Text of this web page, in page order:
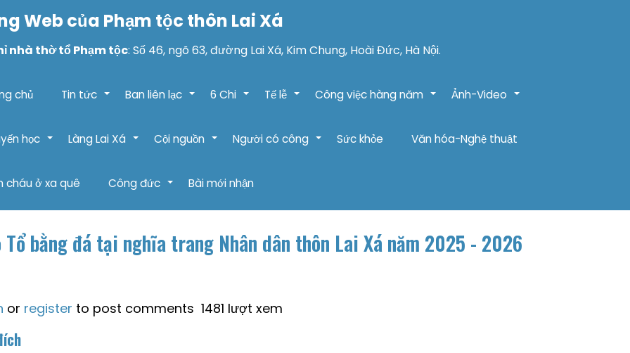
Web của Phạm tộc thôn Lai Xá
nhà thờ tổ Phạm tộc: Số 46, ngõ 63, đường Lai Xá, Kim Chung, Hoài Đức, Hà Nội.
chủ +
Tin tức +
Ban liên lạc +
6 Chi +
Tế lễ +
Công việc hàng năm +
Ảnh-Video
+
học +
Làng Lai Xá +
Cội nguồn +
Người có công Sức khỏe Văn hóa-Nghệ thuật
cháu ở xa quê +
Công đức Bài mới nhận
bằng đá tại nghĩa trang Nhân dân thôn Lai Xá năm 2025 - 2026
or register to post comments 1481 lượt xem